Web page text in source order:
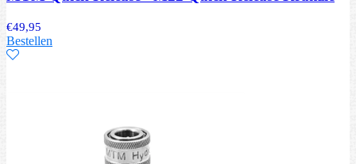
€49,95
Bestellen